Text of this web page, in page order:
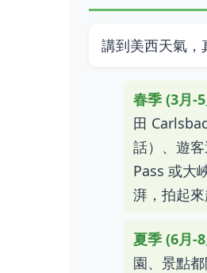
講到美西天氣，
春季 (3月-5
田
話）、遊
Pass 或大
湃，拍起
夏季 (6月-8
園、景點